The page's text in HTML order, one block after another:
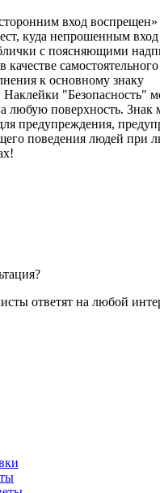
вход
куда непрошенным вход
с поясняющими
качестве
к основному знаку
Наклейки "Безопасность"
любую поверхность. Знак
предупреждения,
поведения людей при
ответят на любой